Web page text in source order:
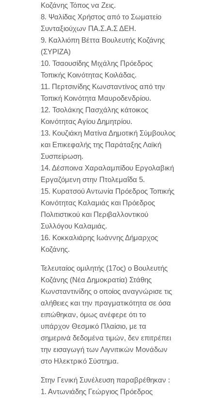
Κοζάνης Τόπος να Ζεις.
8. Ψαλίδας Χρήστος από το Σωματείο
Συνταξιούχων ΠΑ.Σ.Α.Σ ΔΕΗ.
9. Καλλιόπη Βέττα Βουλευτής Κοζάνης
(ΣΥΡΙΖΑ)
10. Τσαουσίδης Μιχάλης Πρόεδρος
Τοπικής Κοινότητας Κοιλάδας.
11. Περτσινίδης Κωνσταντίνος από την
Τοπική Κοινότητα Μαυροδενδρίου.
12. Τσολάκης Πασχάλης κάτοικος
Κοινότητας Αγίου Δημητρίου.
13. Κουζιάκη Ματίνα Δημοτική Σύμβουλος
και Επικεφαλής της Παράταξης Λαϊκή
Συσπείρωση.
14. Δέσποινα Χαραλαμπίδου Εργολαβική
Εργαζόμενη στην Πτολεμαΐδα 5.
15. Κυρατσού Αντωνία Πρόεδρος Τοπικής
Κοινότητας Καλαμιάς και Πρόεδρος
Πολιτιστικού και Περιβαλλοντικού
Συλλόγου Καλαμιάς.
16. Κοκκαλιάρης Ιωάννης Δήμαρχος
Κοζάνης.
Τελευταίος ομιλητής (17ος) ο Βουλευτής
Κοζάνης (Νέα Δημοκρατία) Στάθης
Κωνσταντινίδης ο οποίος αναγνώρισε τις
αλήθειες και την πραγματικότητα σε όσα
ειπώθηκαν, όμως ανέφερε ότι το
υπάρχον Θεσμικό Πλαίσιο, με τα
σημερινά δεδομένα τιμών, δεν επιτρέπει
την εισαγωγή των Λιγνιτικών Μονάδων
στο Ηλεκτρικό Σύστημα.
Στην Γενική Συνέλευση παραβρέθηκαν :
1. Αντωνιάδης Γεώργιος Πρόεδρος